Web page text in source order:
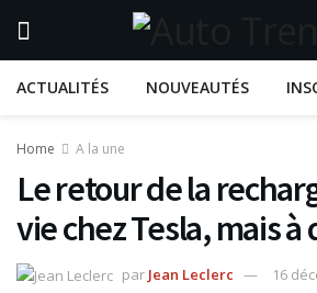
ACTUALITÉS NOUVEAUTÉS
Home A la une
Le retour de la
vie chez Tesla, mais à
par Jean Leclerc 16